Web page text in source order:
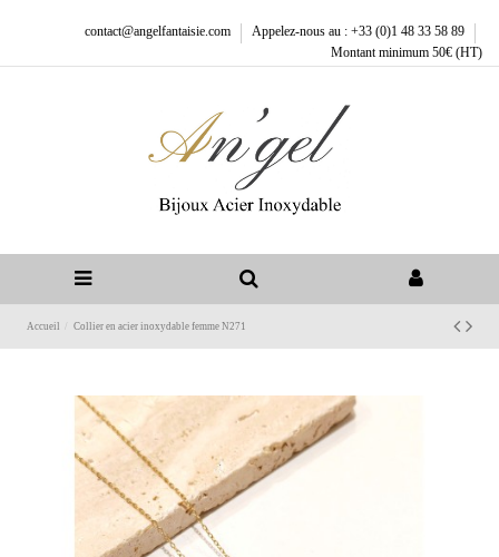
contact@angelfantaisie.com
Appelez-nous au : +33 (0)1 48 33 58 89
Montant minimum 50€ (HT)
Accueil Collier en acier inoxydable femme N271